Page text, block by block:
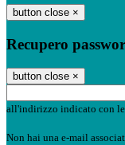
button close ×
Recupero
button close ×
all'indirizzo indicato con
Non hai una e-mail